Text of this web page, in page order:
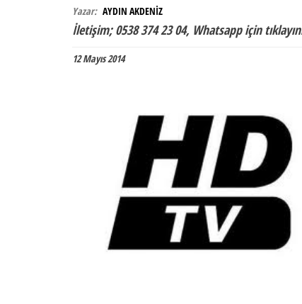
Yazar: AYDIN AKDENİZ
İletişim; 0538 374 23 04, Whatsapp için
12 Mayıs 2014